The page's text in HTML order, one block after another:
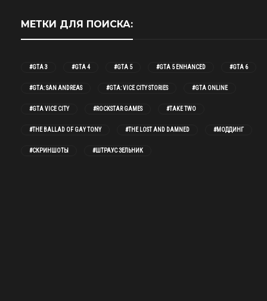
МЕТКИ ДЛЯ ПОИСКА:
#GTA 3 #GTA 4 #GTA 5 #GTA 5 ENHANCED #GTA 6
#GTA: SAN ANDREAS #GTA: VICE CITY STORIES #GTA ONLINE
#GTA VICE CITY #ROCKSTAR GAMES #TAKE TWO
#THE BALLAD OF GAY TONY #THE LOST AND DAMNED #МОДДИНГ
#СКРИНШОТЫ #ШТРАУС ЗЕЛЬНИК